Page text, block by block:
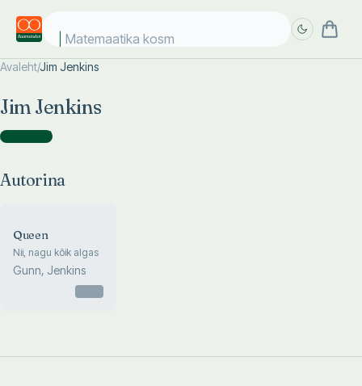
Matemaatika kosmo
Avaleht/Jim Jenkins
Jim Jenkins
Autorina )
Autorina
Queen
Nii, nagu kõik algas
Gunn, Jenkins